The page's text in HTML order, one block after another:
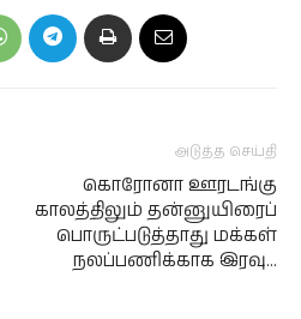
அடுத்த செய்தி
கொரோனா ஊரடங்கு
காலத்திலும் தன்னுயிரைப்
பொருட்படுத்தாது மக்கள்
நலப்பணிக்காக இரவு…